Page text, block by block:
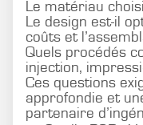
Le matériau
Le design est-il
coûts et
Quels procédés
injection,
Ces questions
approfondie et
partenaire